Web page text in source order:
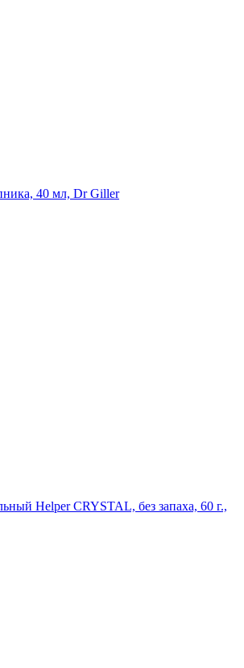
40 мл, Dr Giller
Helper CRYSTAL, без запаха, 60 г.,